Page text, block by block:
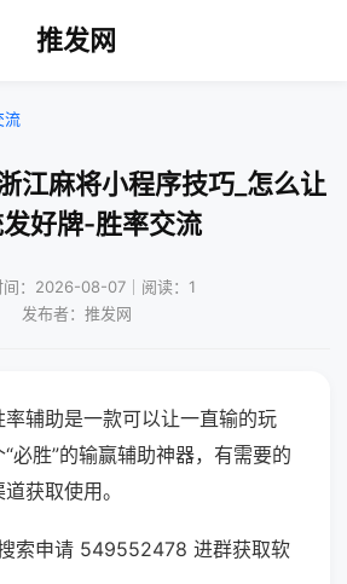
推发网
流
江麻将小程序技巧_怎么让
好牌-胜率交流
间：2026-08-07｜阅读：1
发布者：推发网
辅助是一款可以让一直输的玩
必胜”的输赢辅助神器，有需要的
获取使用。
索申请 549552478 进群获取软